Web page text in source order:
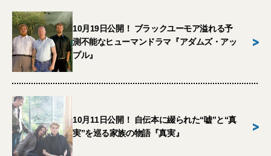
10月19日公開！ ブラックユーモア溢れる予
測不能なヒューマンドラマ『アダムズ・アッ
プル』
>
10月11日公開！ 自伝本に綴られた“嘘”と“真
実”を巡る家族の物語『真実』
>